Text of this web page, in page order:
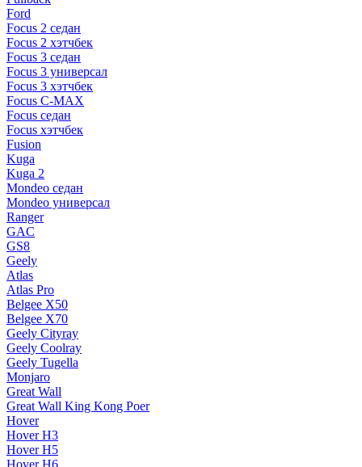
Ford
Focus 2 седан
Focus 2 хэтчбек
Focus 3 седан
Focus 3 универсал
Focus 3 хэтчбек
Focus C-MAX
Focus седан
Focus хэтчбек
Fusion
Kuga
Kuga 2
Mondeo седан
Mondeo универсал
Ranger
GAC
GS8
Geely
Atlas
Atlas Pro
Belgee X50
Belgee X70
Geely Cityray
Geely Coolray
Geely Tugella
Monjaro
Great Wall
Great Wall King Kong Poer
Hover
Hover H3
Hover H5
Hover H6